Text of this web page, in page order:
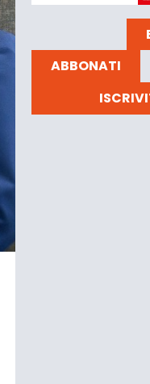
ABBONATI